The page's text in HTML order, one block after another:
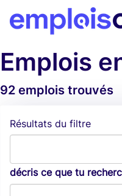
Emplois
92 emplois trouvés
Résultats du filtre
décris ce que tu